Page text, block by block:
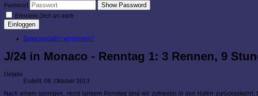
Passwort
Show Password
Erinnere Dich an mich
Einloggen
Zugangsdaten vergessen?
J/24 in Monaco - Renntag 1: 3 Rennen, 9
Details
Erstellt: 08. Oktober 2013
Nach einem sonnigen, recht langem Renntag sind wir zufrieden in den Hafen